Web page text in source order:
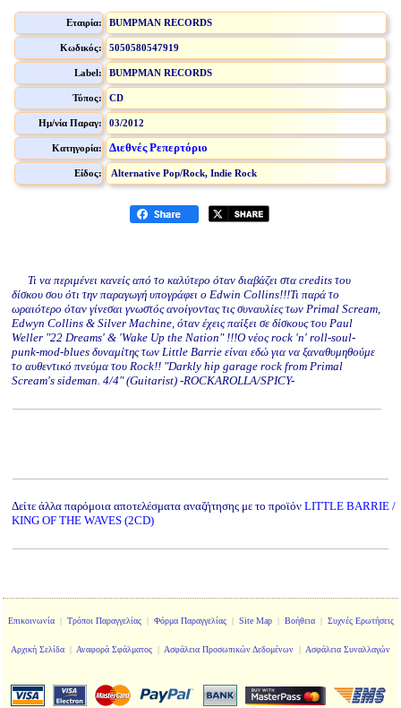
Εταιρία: BUMPMAN RECORDS
Κωδικός: 5050580547919
Label: BUMPMAN RECORDS
Τύπος: CD
Ημ/νία Παραγ: 03/2012
Κατηγορία: Διεθνές Ρεπερτόριο
Είδος: Alternative Pop/Rock, Indie Rock
Τι να περιμένει κανείς από το καλύτερο όταν διαβάζει στα credits του
δίσκου σου ότι την παραγωγή υπογράφει ο Edwin Collins!!!Τι παρά το
ωραιότερο όταν γίνεσαι γνωστός ανοίγοντας τις συναυλίες των Primal Scream,
Edwyn Collins & Silver Machine, όταν έχεις παίξει σε δίσκους του Paul
Weller "22 Dreams' & 'Wake Up the Nation" !!!Ο νέος rock 'n' roll-soul-
punk-mod-blues δυναμίτης των Little Barrie είναι εδώ για να ξαναθυμηθούμε
το αυθεντικό πνεύμα του Rock!! "Darkly hip garage rock from Primal
Scream's sideman. 4/4" (Guitarist) -ROCKAROLLA/SPICY-
Δείτε άλλα παρόμοια αποτελέσματα αναζήτησης με το προϊόν LITTLE BARRIE /
KING OF THE WAVES (2CD)
Επικοινωνία| Τρόποι Παραγγελίας| Φόρμα Παραγγελίας| Site Map| Βοήθεια| Συχνές Ερωτήσεις
Αρχική Σελίδα | Αναφορά Σφάλματος | Ασφάλεια Προσωπικών Δεδομένων | Ασφάλεια Συναλλαγών